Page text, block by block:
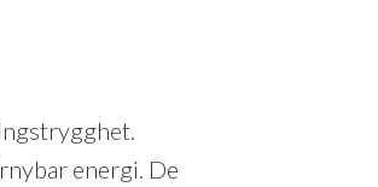
energi. De